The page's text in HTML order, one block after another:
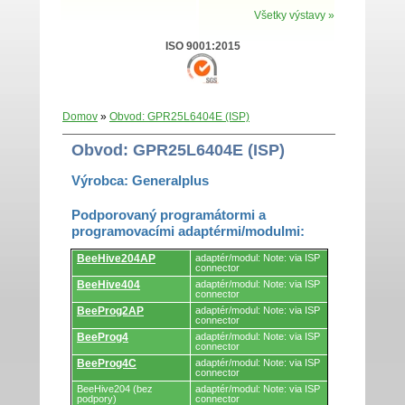
Všetky výstavy »
ISO 9001:2015
Domov » Obvod: GPR25L6404E (ISP)
Obvod: GPR25L6404E (ISP)
Výrobca: Generalplus
Podporovaný programátormi a
programovacími adaptérmi/modulmi:
Podporovaný
programátormi
a
programovacími
BeeHive204AP
adaptér/modul: Note: via ISP
connector
BeeHive404
adaptér/modul: Note: via ISP
connector
BeeProg2AP
adaptér/modul: Note: via ISP
connector
BeeProg4
adaptér/modul: Note: via ISP
connector
BeeProg4C
adaptér/modul: Note: via ISP
connector
BeeHive204 (bez
podpory)
adaptér/modul: Note: via ISP
connector